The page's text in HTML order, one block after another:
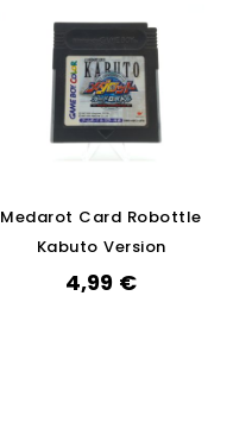
Medarot Card Robottle
Kabuto Version
4,99 €